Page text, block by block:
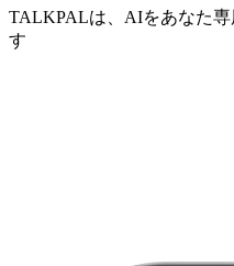
TALKPALは、AIをあなた
す